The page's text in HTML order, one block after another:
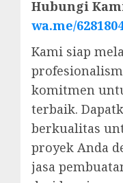
Hubungi
wa.me/
Kami siap
komitmen
terbaik.
berkualitas
proyek Anda
jasa